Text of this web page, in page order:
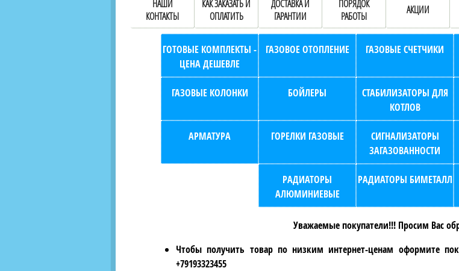
НАШИ
КОНТАКТЫ
КАК ЗАКАЗАТЬ И
ОПЛАТИТЬ
ДОСТАВКА И
ГАРАНТИИ
ПОРЯДОК
РАБОТЫ
АКЦИИ
ГОТОВЫЕ КОМПЛЕКТЫ -
ЦЕНА ДЕШЕВЛЕ
ГАЗОВОЕ ОТОПЛЕНИЕ ГАЗОВЫЕ СЧЕТЧИКИ
ГАЗОВЫЕ КОЛОНКИ БОЙЛЕРЫ
СТАБИЛИЗАТОРЫ ДЛЯ
КОТЛОВ
АРМАТУРА ГОРЕЛКИ ГАЗОВЫЕ
СИГНАЛИЗАТОРЫ
ЗАГАЗОВАННОСТИ
РАДИАТОРЫ
АЛЮМИНИЕВЫЕ
РАДИАТОРЫ БИМЕТАЛЛ
Уважаемые покупатели!!! Просим Вас
Чтобы получить товар по низким интернет-ценам оформите
+79193323455